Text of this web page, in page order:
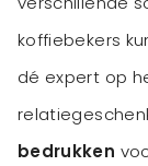
koffiebekers
dé expert op
bedrukken